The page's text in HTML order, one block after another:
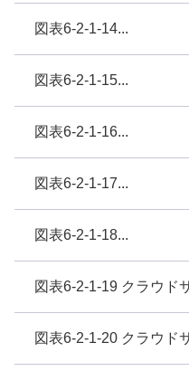
図表6-2-1-14...
図表6-2-1-15...
図表6-2-1-16...
図表6-2-1-17...
図表6-2-1-18...
図表6-2-1-19 クラウド
図表6-2-1-20 クラウド